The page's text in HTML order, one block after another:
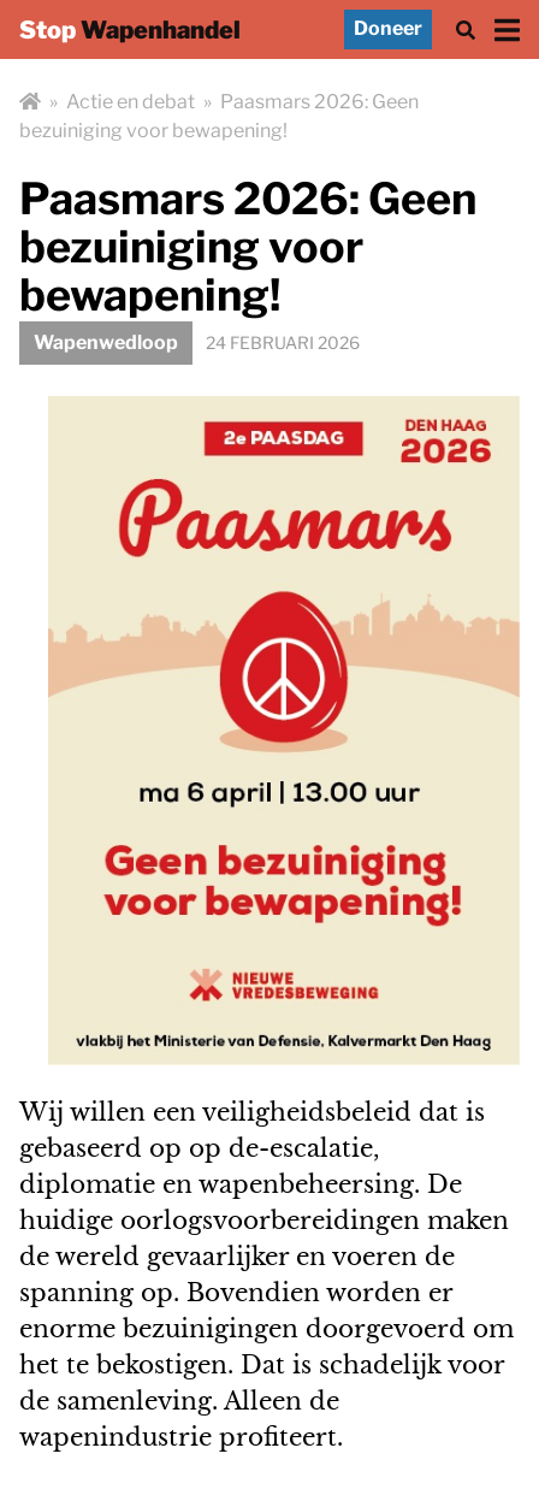
StopWapenhandel Doneer
» Actie en debat » Paasmars 2026: Geen
bezuiniging voor bewapening!
Paasmars 2026: Geen
bezuiniging voor
bewapening!
Wapenwedloop 24 FEBRUARI 2026
Wij willen een veiligheidsbeleid dat is
gebaseerd op op de-escalatie,
diplomatie en wapenbeheersing. De
huidige oorlogsvoorbereidingen maken
de wereld gevaarlijker en voeren de
spanning op. Bovendien worden er
enorme bezuinigingen doorgevoerd om
het te bekostigen. Dat is schadelijk voor
de samenleving. Alleen de
wapenindustrie profiteert.